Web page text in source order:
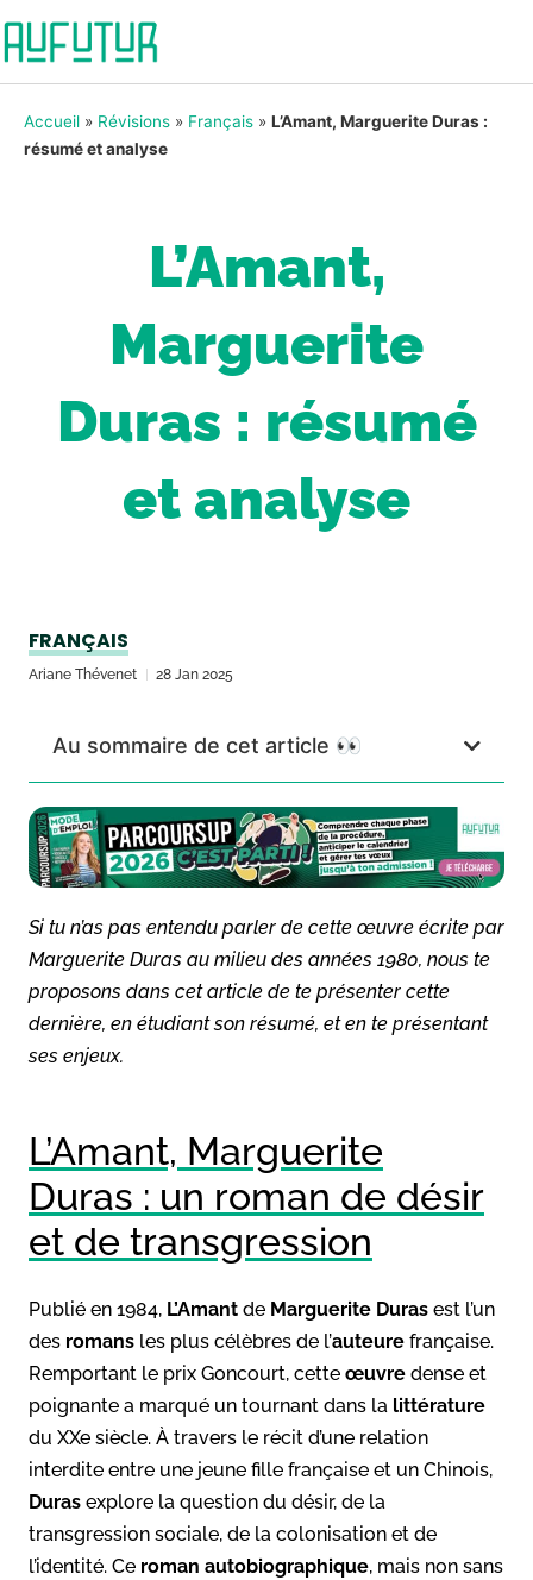
Accueil » Révisions » Français » L’Amant, Marguerite Duras :
résumé et analyse
L’Amant,
Marguerite
Duras : résumé
et analyse
FRANÇAIS
Ariane Thévenet 28 Jan 2025
Au sommaire de cet article 👀
Si tu n’as pas entendu parler de cette œuvre écrite par
Marguerite Duras au milieu des années 1980, nous te
proposons dans cet article de te présenter cette
dernière, en étudiant son résumé, et en te présentant
ses enjeux.
L’Amant, Marguerite
Duras : un roman de désir
et de transgression
Publié en 1984, L’Amant de Marguerite Duras est l’un
des romans les plus célèbres de l’auteure française.
Remportant le prix Goncourt, cette œuvre dense et
poignante a marqué un tournant dans la littérature
du XXe siècle. À travers le récit d’une relation
interdite entre une jeune fille française et un Chinois,
Duras explore la question du désir, de la
transgression sociale, de la colonisation et de
l’identité. Ce roman autobiographique, mais non sans